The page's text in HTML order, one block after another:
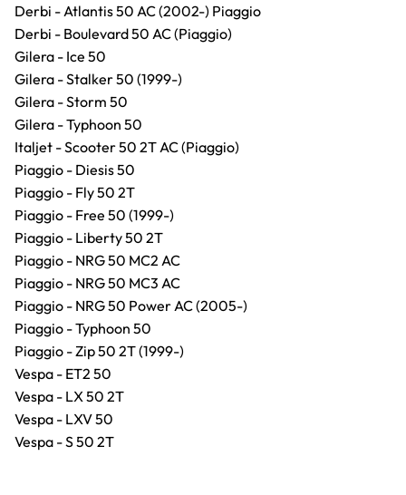
Derbi - Atlantis 50 AC (2002-) Piaggio
Derbi - Boulevard 50 AC (Piaggio)
Gilera - Ice 50
Gilera - Stalker 50 (1999-)
Gilera - Storm 50
Gilera - Typhoon 50
Italjet - Scooter 50 2T AC (Piaggio)
Piaggio - Diesis 50
Piaggio - Fly 50 2T
Piaggio - Free 50 (1999-)
Piaggio - Liberty 50 2T
Piaggio - NRG 50 MC2 AC
Piaggio - NRG 50 MC3 AC
Piaggio - NRG 50 Power AC (2005-)
Piaggio - Typhoon 50
Piaggio - Zip 50 2T (1999-)
Vespa - ET2 50
Vespa - LX 50 2T
Vespa - LXV 50
Vespa - S 50 2T